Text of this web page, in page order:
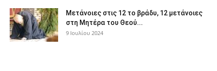
Μετάνοιες στις 12 το βράδυ, 12 μετάνοιες
στη Μητέρα του Θεού...
9 Ιουλίου 2024